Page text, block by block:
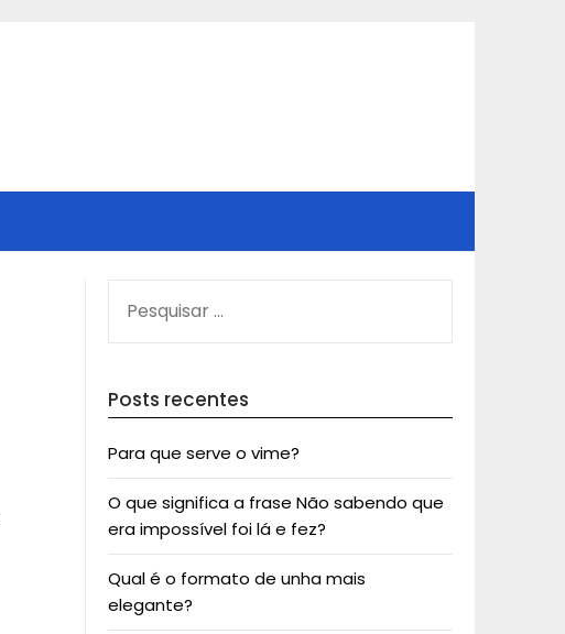
POR:
Posts recentes
Para que serve o vime?
O que significa a frase Não sabendo que
era impossível foi lá e fez?
Qual é o formato de unha mais
elegante?